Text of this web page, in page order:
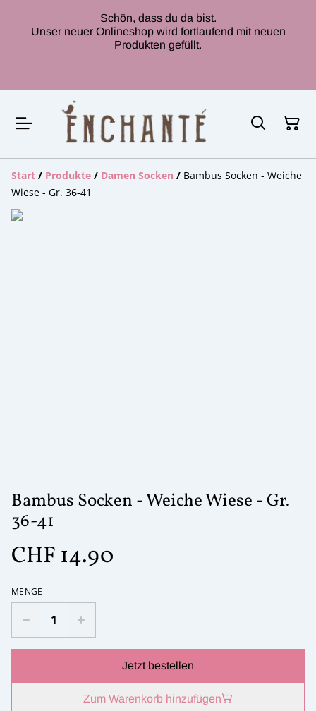
Schön, dass du da bist.
Unser neuer Onlineshop wird fortlaufend mit neuen
Produkten gefüllt.
Start / Produkte / Damen Socken / Bambus Socken - Weiche
Wiese - Gr. 36-41
Bambus Socken - Weiche Wiese - Gr.
36-41
CHF 14.90
MENGE
Jetzt bestellen
Zum Warenkorb hinzufügen